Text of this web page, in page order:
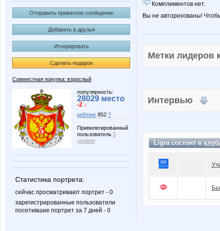
Отправить приватное сообщение
Добавить в друзья
Игнорировать
Сделать подарок
Совместная покупка: взрослый
популярность:
28029 место
-2 ↓
рейтинг 852 ?
Привилегированный
пользователь 5
уровня
Статистика портрета:
сейчас просматривают портрет - 0
зарегистрированные пользователи
посетившие портрет за 7 дней - 0
Комплиментов нет.
Вы не авторизованы!
Метки
Интервью
Ligra состоит в